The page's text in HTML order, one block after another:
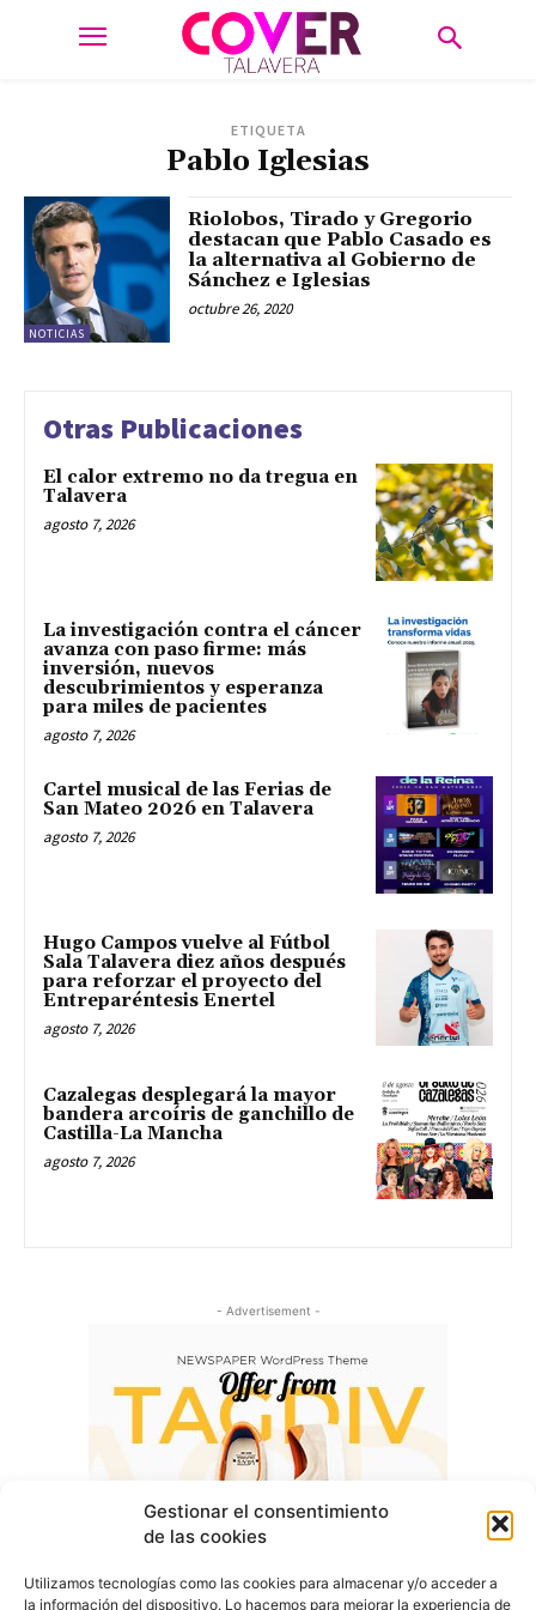
Gestionar el consentimiento
de las cookies
Utilizamos tecnologías como las cookies para almacenar y/o acceder a
la información del dispositivo. Lo hacemos para mejorar la experiencia de
ETIQUETA
Pablo Iglesias
NOTICIAS
Riolobos, Tirado y Gregorio
destacan que Pablo Casado es
la alternativa al Gobierno de
Sánchez e Iglesias
octubre 26, 2020
Otras Publicaciones
El calor extremo no da tregua en
Talavera
agosto 7, 2026
La investigación contra el cáncer
avanza con paso firme: más
inversión, nuevos
descubrimientos y esperanza
para miles de pacientes
agosto 7, 2026
Cartel musical de las Ferias de
San Mateo 2026 en Talavera
agosto 7, 2026
Hugo Campos vuelve al Fútbol
Sala Talavera diez años después
para reforzar el proyecto del
Entreparéntesis Enertel
agosto 7, 2026
Cazalegas desplegará la mayor
bandera arcoíris de ganchillo de
Castilla-La Mancha
agosto 7, 2026
- Advertisement -